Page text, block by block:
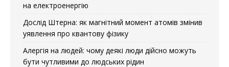
на електроенергію
Дослід Штерна: як магнітний момент атомів змінив
уявлення про квантову фізику
Алергія на людей: чому деякі люди дійсно можуть
бути чутливими до людських рідин